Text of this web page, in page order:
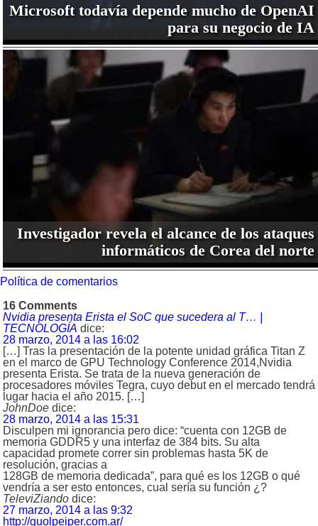
Microsoft todavía depende mucho de OpenAI
para su negocio de IA
Investigador revela el alcance de los ataques
informáticos de Corea del norte
Política de comentarios
16 Comments
Nvidia presenta Erista el SoC que sucedera al T… |
TECNOLOGÍA dice:
28 marzo, 2014 a las 16:02
[…] Tras la presentación de la potente unidad gráfica Titan Z
en el marco de GPU Technology Conference 2014,Nvidia
presenta Erista. Se trata de la nueva generación de
procesadores móviles Tegra, cuyo debut en el mercado tendrá
lugar hacia el año 2015. […]
JohnDoe dice:
28 marzo, 2014 a las 15:31
Disculpen mi ignorancia pero dice: “cuenta con 12GB de
memoria GDDR5 y una interfaz de 384 bits. Su alta
capacidad promete correr sin problemas hasta 5K de
resolución, gracias a
128GB de memoria dedicada”, para qué es los 12GB o qué
vendría a ser esto entonces, cual sería su función ¿?
TeleviZiando dice:
27 marzo, 2014 a las 9:32
http://guolpeiper.com.ar/